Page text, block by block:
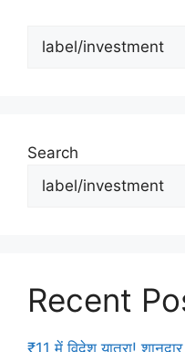
for:
Search
Recent
₹11 में विदेश यात्रा!